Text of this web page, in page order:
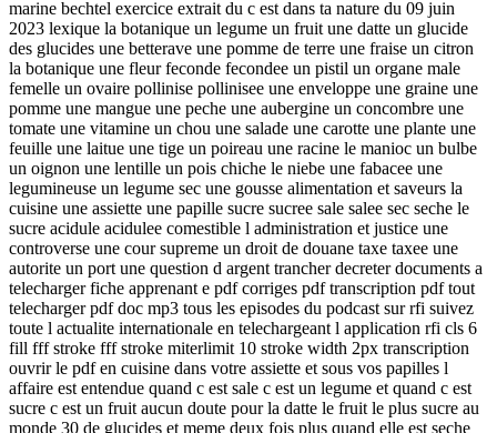
marine bechtel exercice extrait du c est dans ta nature du 09 juin
2023 lexique la botanique un legume un fruit une datte un glucide
des glucides une betterave une pomme de terre une fraise un citron
la botanique une fleur feconde fecondee un pistil un organe male
femelle un ovaire pollinise pollinisee une enveloppe une graine une
pomme une mangue une peche une aubergine un concombre une
tomate une vitamine un chou une salade une carotte une plante une
feuille une laitue une tige un poireau une racine le manioc un bulbe
un oignon une lentille un pois chiche le niebe une fabacee une
legumineuse un legume sec une gousse alimentation et saveurs la
cuisine une assiette une papille sucre sucree sale salee sec seche le
sucre acidule acidulee comestible l administration et justice une
controverse une cour supreme un droit de douane taxe taxee une
autorite un port une question d argent trancher decreter documents a
telecharger fiche apprenant e pdf corriges pdf transcription pdf tout
telecharger pdf doc mp3 tous les episodes du podcast sur rfi suivez
toute l actualite internationale en telechargeant l application rfi cls 6
fill fff stroke fff stroke miterlimit 10 stroke width 2px transcription
ouvrir le pdf en cuisine dans votre assiette et sous vos papilles l
affaire est entendue quand c est sale c est un legume et quand c est
sucre c est un fruit aucun doute pour la datte le fruit le plus sucre au
monde 30 de glucides et meme deux fois plus quand elle est seche